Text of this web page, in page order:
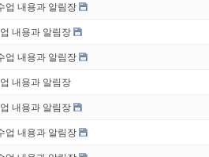
업 내용과 알림장
내용과 알림장
업 내용과 알림장
내용과 알림장
내용과 알림장
업 내용과 알림장